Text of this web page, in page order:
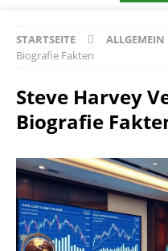
STARTSEITE ALLGEMEIN
Biografie Fakten
Steve Harvey
Biografie